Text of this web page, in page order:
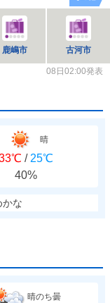
鹿嶋市 古河市
08日02:00発表
晴
/ 25℃
40%
かな
晴のち曇